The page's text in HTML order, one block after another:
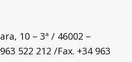
10 – 3ª / 46002 –
522 212 /Fax. +34 963